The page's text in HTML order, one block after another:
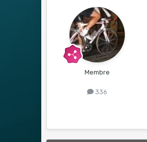
Membre
336